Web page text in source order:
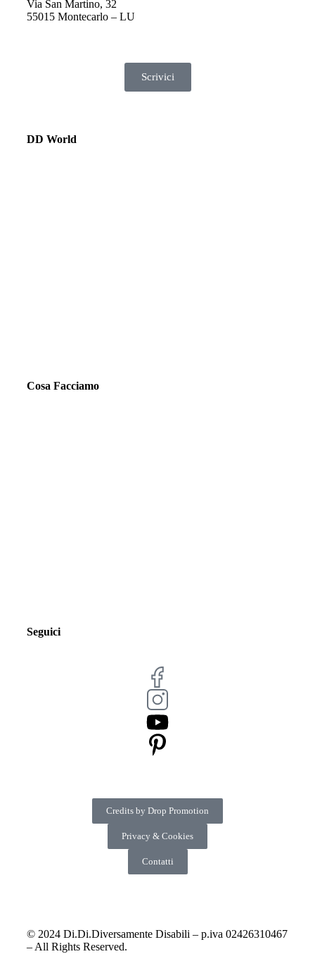
Via San Martino, 32
55015 Montecarlo – LU
Scrivici
DD World
Cosa Facciamo
Seguici
© 2024 Di.Di.Diversamente Disabili – p.iva 02426310467
– All Rights Reserved.
Credits by Drop Promotion
Privacy & Cookies
Contatti